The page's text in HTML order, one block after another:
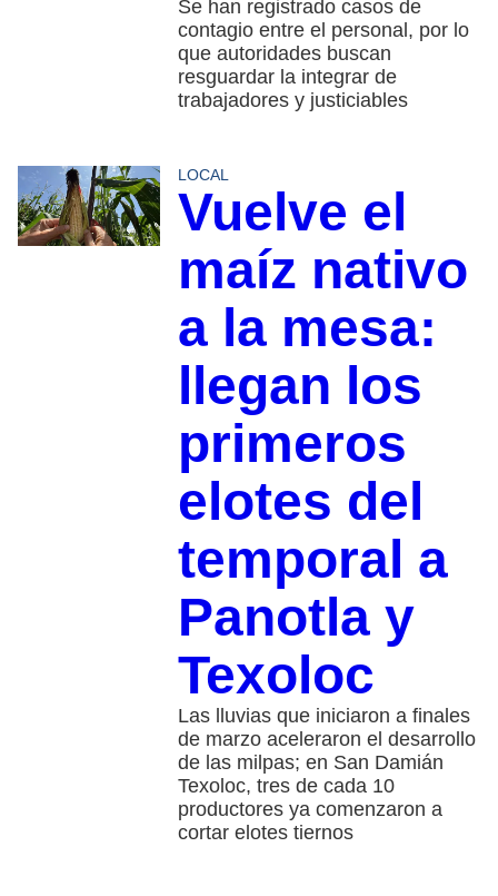
Se han registrado casos de
contagio entre el personal, por lo
que autoridades buscan
resguardar la integrar de
trabajadores y justiciables
LOCAL
Vuelve el
maíz nativo
a la mesa:
llegan los
primeros
elotes del
temporal a
Panotla y
Texoloc
Las lluvias que iniciaron a finales
de marzo aceleraron el desarrollo
de las milpas; en San Damián
Texoloc, tres de cada 10
productores ya comenzaron a
cortar elotes tiernos